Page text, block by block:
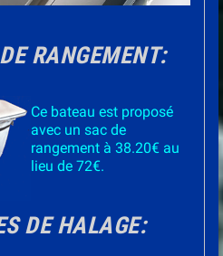
RANGEMENT:
Ce bateau est proposé
avec un sac de
rangement à 38.20€ au
lieu de 72€.
DE HALAGE: